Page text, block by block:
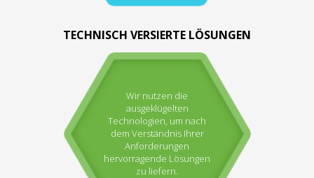
TECHNISCH VERSIERTE LÖSUNGEN
Wir nutzen die
ausgeklügelten
Technologien, um nach
dem Verständnis Ihrer
Anforderungen
hervorragende Lösungen
zu liefern.